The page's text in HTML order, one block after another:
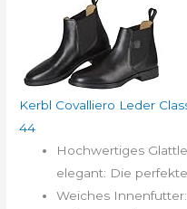
Kerbl Covalliero Leder
44
Hochwertiges
elegant: Die
Weiches